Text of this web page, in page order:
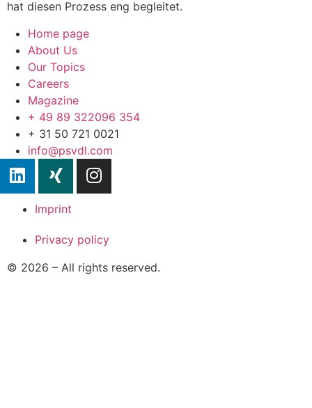
hat diesen Prozess eng begleitet.
Home page
About Us
Our Topics
Careers
Magazine
+ 49 89 322096 354
+ 31 50 721 0021
info@psvdl.com
© 2026 – All rights reserved.
Privacy policy
Imprint